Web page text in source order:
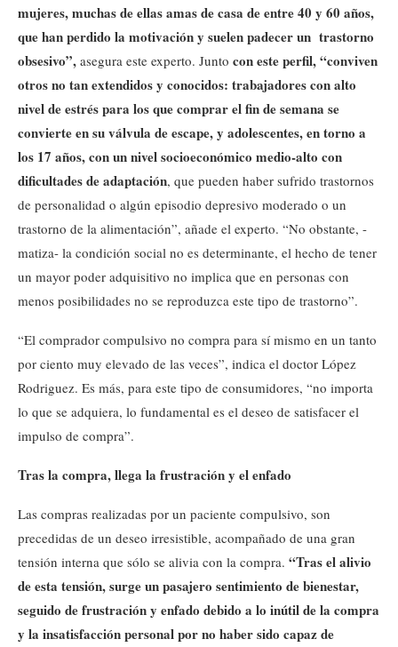
mujeres, muchas de ellas amas de casa de entre 40 y 60 años,
que han perdido la motivación y suelen padecer un trastorno
obsesivo”, asegura este experto. Junto con este perfil, “conviven
otros no tan extendidos y conocidos: trabajadores con alto
nivel de estrés para los que comprar el fin de semana se
convierte en su válvula de escape, y adolescentes, en torno a
los 17 años, con un nivel socioeconómico medio-alto con
dificultades de adaptación, que pueden haber sufrido trastornos
de personalidad o algún episodio depresivo moderado o un
trastorno de la alimentación”, añade el experto. “No obstante, -
matiza- la condición social no es determinante, el hecho de tener
un mayor poder adquisitivo no implica que en personas con
menos posibilidades no se reproduzca este tipo de trastorno”.
“El comprador compulsivo no compra para sí mismo en un tanto
por ciento muy elevado de las veces”, indica el doctor López
Rodriguez. Es más, para este tipo de consumidores, “no importa
lo que se adquiera, lo fundamental es el deseo de satisfacer el
impulso de compra”.
Tras la compra, llega la frustración y el enfado
Las compras realizadas por un paciente compulsivo, son
precedidas de un deseo irresistible, acompañado de una gran
tensión interna que sólo se alivia con la compra. “Tras el alivio
de esta tensión, surge un pasajero sentimiento de bienestar,
seguido de frustración y enfado debido a lo inútil de la compra
y la insatisfacción personal por no haber sido capaz de